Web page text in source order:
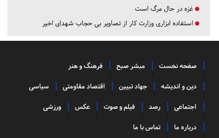
غزه در حال مرگ است
استفاده ابزاری وزارت کار از تصاویر بی حجاب شهدای اخیر
صفحه نخست مبشر صبح فرهنگ و هنر
دین و اندیشه جهاد تبیین اقتصاد مقاومتی سیاسی
اجتماعی رصد فیلم و صوت عکس ورزشی
درباره ما تماس با ما